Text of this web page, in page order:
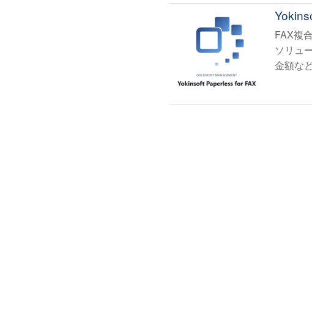
API型
プロ
DES暗
パラメ
を内蔵
FAX複
ソリュ
金額な